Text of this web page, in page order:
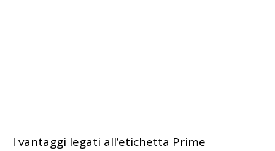
I vantaggi legati all’etichetta Prime